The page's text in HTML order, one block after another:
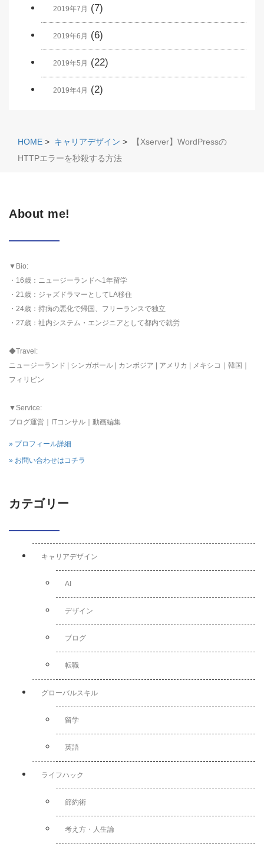
2019年7月 (7)
2019年6月 (6)
2019年5月 (22)
2019年4月 (2)
HOME > キャリアデザイン >
【Xserver】WordPressの
HTTPエラーを秒殺する方法
About me!
▼Bio:
・16歳：ニュージーランドへ1年留学
・21歳：ジャズドラマーとしてLA移住
・24歳：持病の悪化で帰国、フリーランスで独立
・27歳：社内システム・エンジニアとして都内で就労
◆Travel:
ニュージーランド | シンガポール | カンボジア | アメリカ | メキシコ｜韓国｜
フィリピン
▼Service:
ブログ運営｜ITコンサル｜動画編集
» プロフィール詳細
» お問い合わせはコチラ
カテゴリー
キャリアデザイン
AI
デザイン
ブログ
転職
グローバルスキル
留学
英語
ライフハック
節約術
考え方・人生論